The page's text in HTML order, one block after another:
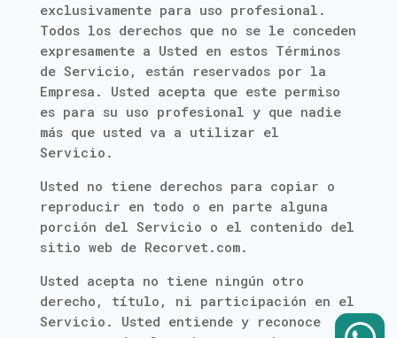
exclusivamente para uso profesional.
Todos los derechos que no se le conceden
expresamente a Usted en estos Términos
de Servicio, están reservados por la
Empresa. Usted acepta que este permiso
es para su uso profesional y que nadie
más que usted va a utilizar el
Servicio.
Usted no tiene derechos para copiar o
reproducir en todo o en parte alguna
porción del Servicio o el contenido del
sitio web de Recorvet.com.
Usted acepta no tiene ningún otro
derecho, título, ni participación en el
Servicio. Usted entiende y reconoce